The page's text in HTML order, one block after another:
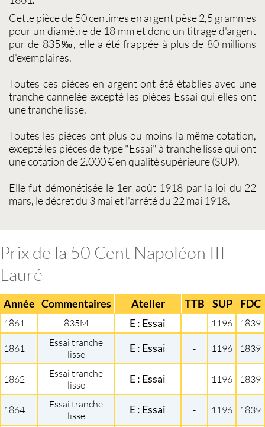
Cettepièce de 50 centimes en argent pèse 2,5 grammes
pour un diamètre de 18 mm et donc un titrage d'argent
pur de 835‰, elle a été frappée à plus de 80 millions
d'exemplaires.
Toutes ces pièces en argentont été établies avec une
tranche cannelée excepté les pièces Essai qui elles ont
une tranche lisse.
Toutes les pièces ont plus ou moins la même cotation,
excepté les pièces de type "Essai" à tranche lisse qui ont
une cotation de 2.000 € en qualité supérieure (SUP).
Elle fut démonétisée le 1er août 1918 par la loi du 22
mars, le décret du 3 mai et l'arrêté du 22 mai 1918.
Prix de la 50 Cent Napoléon III
Lauré
Année Commentaires Atelier TTB SUP FDC
1861 835M E : Essai - 1196 1839
1861
Essai tranche
lisse
E : Essai - 1196 1839
1862
Essai tranche
lisse
E : Essai - 1196 1839
1864
Essai tranche
lisse
E : Essai - 1196 1839